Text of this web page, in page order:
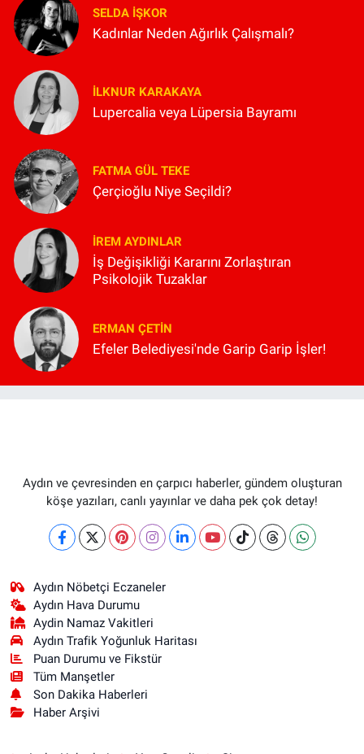
SELDA İŞKOR
Kadınlar Neden Ağırlık Çalışmalı?
İLKNUR KARAKAYA
Lupercalia veya Lüpersia Bayramı
FATMA GÜL TEKE
Çerçioğlu Niye Seçildi?
İREM AYDINLAR
İş Değişikliği Kararını Zorlaştıran
Psikolojik Tuzaklar
ERMAN ÇETIN
Efeler Belediyesi'nde Garip Garip İşler!
Aydın ve çevresinden en çarpıcı haberler, gündem oluşturan
köşe yazıları, canlı yayınlar ve daha pek çok detay!
Aydın Nöbetçi Eczaneler
Aydın Hava Durumu
Aydin Namaz Vakitleri
Aydın Trafik Yoğunluk Haritası
Puan Durumu ve Fikstür
Tüm Manşetler
Son Dakika Haberleri
Haber Arşivi